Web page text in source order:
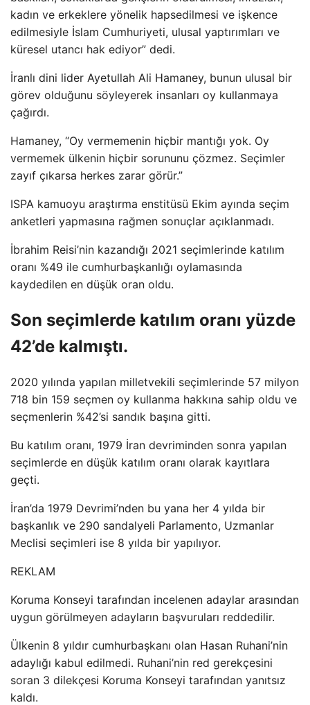
kadın ve erkeklere yönelik hapsedilmesi ve işkence
edilmesiyle İslam Cumhuriyeti, ulusal yaptırımları ve
küresel utancı hak ediyor” dedi.
İranlı dini lider Ayetullah Ali Hamaney, bunun ulusal bir
görev olduğunu söyleyerek insanları oy kullanmaya
çağırdı.
Hamaney, “Oy vermemenin hiçbir mantığı yok. Oy
vermemek ülkenin hiçbir sorununu çözmez. Seçimler
zayıf çıkarsa herkes zarar görür.”
ISPA kamuoyu araştırma enstitüsü Ekim ayında seçim
anketleri yapmasına rağmen sonuçlar açıklanmadı.
İbrahim Reisi’nin kazandığı 2021 seçimlerinde katılım
oranı %49 ile cumhurbaşkanlığı oylamasında
kaydedilen en düşük oran oldu.
Son seçimlerde katılım oranı yüzde
42’de kalmıştı.
2020 yılında yapılan milletvekili seçimlerinde 57 milyon
718 bin 159 seçmen oy kullanma hakkına sahip oldu ve
seçmenlerin %42’si sandık başına gitti.
Bu katılım oranı, 1979 İran devriminden sonra yapılan
seçimlerde en düşük katılım oranı olarak kayıtlara
geçti.
İran’da 1979 Devrimi’nden bu yana her 4 yılda bir
başkanlık ve 290 sandalyeli Parlamento, Uzmanlar
Meclisi seçimleri ise 8 yılda bir yapılıyor.
REKLAM
Koruma Konseyi tarafından incelenen adaylar arasından
uygun görülmeyen adayların başvuruları reddedilir.
Ülkenin 8 yıldır cumhurbaşkanı olan Hasan Ruhani’nin
adaylığı kabul edilmedi. Ruhani’nin red gerekçesini
soran 3 dilekçesi Koruma Konseyi tarafından yanıtsız
kaldı.